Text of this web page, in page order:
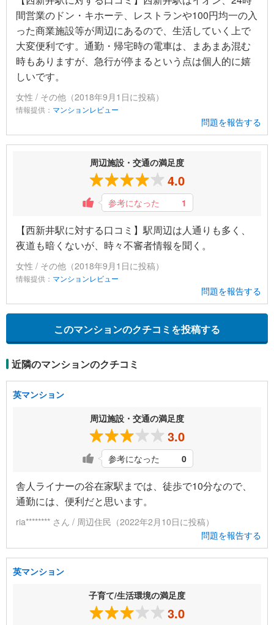
間営業のドン・キホーテ、レストランや100円均一の入
った商業施設等が周辺にあるので、生活していく上で
大変便利です。通勤・帰宅時の電車は、まあまあ混む
時もありますが、急行が停まるという点は個人的に嬉
しいです。
女性 / その他（2018年9月1日に投稿）
情報提供： マンションレビュー
問題を報告する
周辺施設・交通の満足度
4.0
参考になった 1
【西新井駅に対する口コミ】駅周辺は人通りも多く、
夜道も暗くないが、時々不審者情報を聞く。
女性 / その他（2018年9月1日に投稿）
情報提供： マンションレビュー
問題を報告する
このマンションのクチコミを投稿する
近隣のマンションのクチコミ
英マンション
周辺施設・交通の満足度
3.0
参考になった 0
舎人ライナーの谷在家駅までは、徒歩で10分なので、
通勤には、便利だと思います。
ria******** さん / 周辺住民（2022年2月10日に投稿）
問題を報告する
英マンション
子育て/生活環境の満足度
3.0